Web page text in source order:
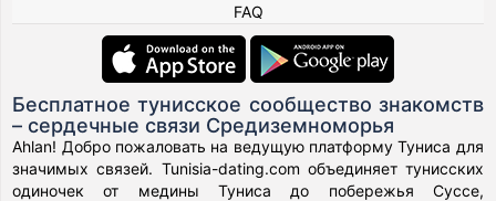
FAQ
Бесплатное тунисское сообщество знакомств
– сердечные связи Средиземноморья
Ahlan! Добро пожаловать на ведущую платформу Туниса для
значимых связей. Tunisia-dating.com объединяет тунисских
одиночек от медины Туниса до побережья Суссе,